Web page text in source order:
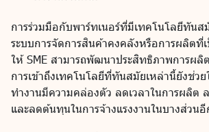
การร่วมมือกับพาร์ทเนอร์ที่มีเทคโนโลยีทัน
ระบบการจัดการสินค้าคงคลังหรือการผลิตที่
ให้ SME สามารถพัฒนาประสิทธิภาพการผลิ
การเข้าถึงเทคโนโลยีที่ทันสมัยเหล่านี้ยังช่วย
ทำงานมีความคล่องตัว ลดเวลาในการผลิต
และลดต้นทุนในการจ้างแรงงานในบางส่วน